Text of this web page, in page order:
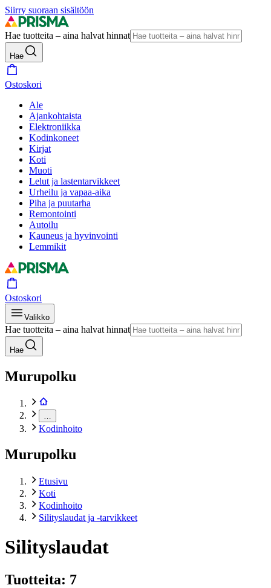
Siirry suoraan sisältöön
Hae tuotteita – aina halvat hinnat
Hae
Ostoskori
Ale
Ajankohtaista
Elektroniikka
Kodinkoneet
Kirjat
Koti
Muoti
Lelut ja lastentarvikkeet
Urheilu ja vapaa-aika
Piha ja puutarha
Remontointi
Autoilu
Kauneus ja hyvinvointi
Lemmikit
Ostoskori
Valikko
Hae tuotteita – aina halvat hinnat
Hae
Murupolku
Kodinhoito
Murupolku
Etusivu
Koti
Kodinhoito
Silityslaudat ja -tarvikkeet
Silityslaudat
Tuotteita: 7